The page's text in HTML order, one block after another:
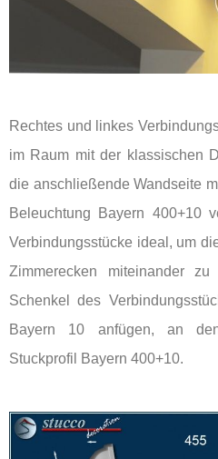
Rechtes und linkes
im Raum mit der klassischen
die anschließende Wandseite
Beleuchtung Bayern 400+10
Verbindungsstücke ideal, um
Zimmerecken miteinander
Schenkel des
Bayern 10 anfügen, an
Stuckprofil Bayern 400+10.